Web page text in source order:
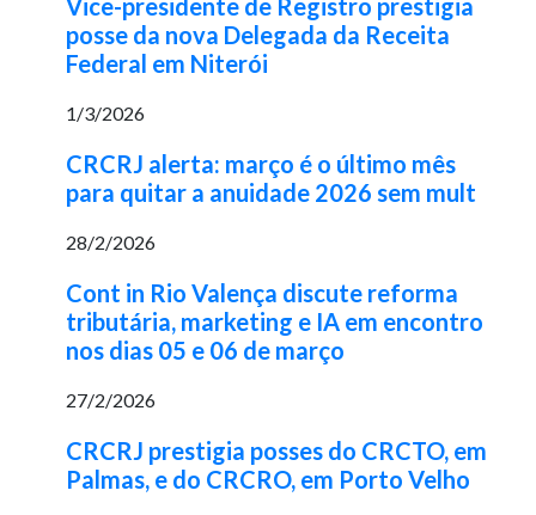
Vice-presidente de Registro prestigia
posse da nova Delegada da Receita
Federal em Niterói
1/3/2026
CRCRJ alerta: março é o último mês
para quitar a anuidade 2026 sem mult
28/2/2026
Cont in Rio Valença discute reforma
tributária, marketing e IA em encontro
nos dias 05 e 06 de março
27/2/2026
CRCRJ prestigia posses do CRCTO, em
Palmas, e do CRCRO, em Porto Velho